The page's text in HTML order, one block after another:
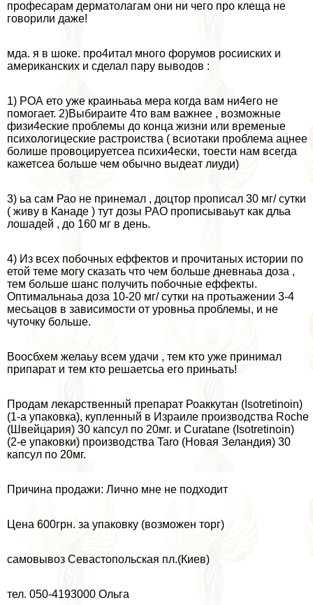
професарам дерматолагам они ни чего про клеща не
говорили даже!
мда. я в шоке. про4итал много форумов росииских и
американских и сделал пару выводов :
1) РОА ето уже краиньаьа мера когда вам ни4его не
помогает. 2)Выбираите 4то вам важнее , возможные
физи4еские проблемы до конца жизни или временые
психологицеские растроиства ( всиотаки проблема ацнее
болише провоцируетсеа психи4ески, тоести нам всегда
кажетсеа больше чем обычно выдеат лиуди)
3) ьа сам Рао не принемал , доцтор прописал 30 мг/ сутки
( живу в Канаде ) тут дозы РАО прописываьут как дльа
лошадей , до 160 мг в день.
4) Из всех побочных еффектов и прочитаных истории по
етой теме могу сказать что чем больше дневнаьа доза ,
тем больше шанс получить побочные еффекты.
Оптимальнаьа доза 10-20 мг/ сутки на протьажении 3-4
месьацов в зависимости от уровньа проблемы, и не
чуточку больше.
Воосбхем желаьу всем удачи , тем кто уже принимал
припарат и тем кто решаетсьа его приньать!
Продам лекарственный препарат Роаккутан (Isotretinoin)
(1-а упаковка), купленный в Израиле производства Roche
(Швейцария) 30 капсул по 20мг. и Curatane (Isotretinoin)
(2-е упаковки) производства Taro (Новая Зеландия) 30
капсул по 20мг.
Причина продажи: Лично мне не подходит
Цена 600грн. за упаковку (возможен торг)
самовывоз Севастопольская пл.(Киев)
тел. 050-4193000 Ольга